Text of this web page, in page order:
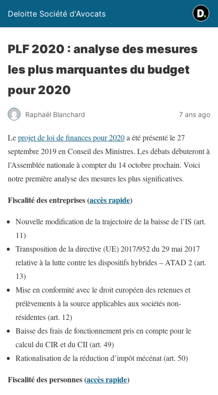
Deloitte Société d'Avocats
PLF 2020 : analyse des mesures
les plus marquantes du budget
pour 2020
Raphaël Blanchard 7 ans ago
Leprojet de loi de finances pour 2020a été présenté le 27
septembre 2019 en Conseil des Ministres. Les débats débuteront à
l’Assemblée nationale à compter du 14 octobre prochain. Voici
notre première analyse des mesures les plus significatives.
Fiscalité des entreprises (accès rapide)
Nouvelle modification de la trajectoire de la baisse de l’IS (art.
11)
Transposition de la directive (UE) 2017/952 du 29 mai 2017
relative à la lutte contre les dispositifs hybrides – ATAD 2 (art.
13)
Mise en conformité avec le droit européen des retenues et
prélèvements à la source applicables aux sociétés non-
résidentes (art. 12)
Baisse des frais de fonctionnement pris en compte pour le
calcul du CIR et du CII (art. 49)
Rationalisation de la réduction d’impôt mécénat (art. 50)
Fiscalité des personnes (accès rapide)